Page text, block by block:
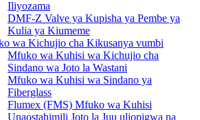
Iliyozama
DMF-Z Valve ya Kupisha ya Pembe ya
Kulia ya Kiumeme
wa Kichujio cha Kikusanya vumbi
Mfuko wa Kuhisi wa Kichujio cha
Sindano wa Joto la Wastani
Mfuko wa Kuhisi wa Sindano ya
Fiberglass
Flumex (FMS) Mfuko wa Kuhisi
Unaostahimili Joto la Juu uliopigwa na